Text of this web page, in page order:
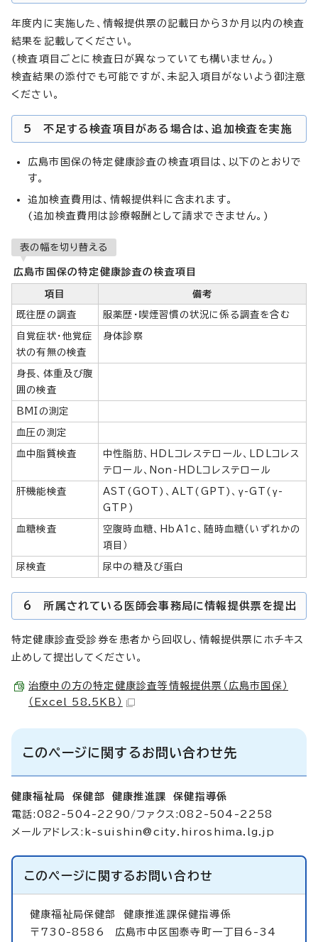
年度内に実施した、情報提供票の記載日から3か月以内の検査
結果を記載してください。
(検査項目ごとに検査日が異なっていても構いません。)
検査結果の添付でも可能ですが、未記入項目がないよう御注意
ください。
5 不足する検査項目がある場合は、追加検査を実施
広島市国保の特定健康診査の検査項目は、以下のとおりで
す。
追加検査費用は、情報提供料に含まれます。
(追加検査費用は診療報酬として請求できません。)
表の幅を切り替える
広島市国保の特定健康診査の検査項目
項目 備考
既往歴の調査 服薬歴・喫煙習慣の状況に係る調査を含む
自覚症状・他覚症
状の有無の検査
身体診察
身長、体重及び腹
囲の検査
BMIの測定
血圧の測定
血中脂質検査
中性脂肪、HDLコレステロール、LDLコレス
テロール、Non-HDLコレステロール
肝機能検査
AST(GOT)、ALT(GPT)、γ-GT(γ-
GTP)
血糖検査
空腹時血糖、HbA1c、随時血糖（いずれかの
項目）
尿検査 尿中の糖及び蛋白
6 所属されている医師会事務局に情報提供票を提出
特定健康診査受診券を患者から回収し、情報提供票にホチキス
止めして提出してください。
治療中の方の特定健康診査等情報提供票（広島市国保）
（Excel 58.5KB）
このページに関するお問い合わせ先
健康福祉局 保健部 健康推進課 保健指導係
電話:082-504-2290/ファクス:082-504-2258
メールアドレス: k-suishin@city.hiroshima.lg.jp
このページに関するお問い合わせ
健康福祉局保健部 健康推進課保健指導係
〒730-8586 広島市中区国泰寺町一丁目6-34